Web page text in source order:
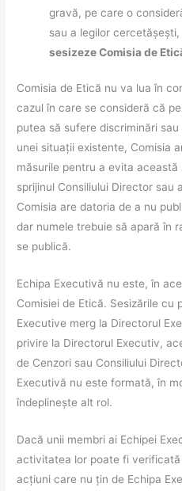
gravă, pe care o
sau a legilor
sesizeze Comisia de
Comisia de Etică nu va lua în
cazul în care se consideră că
putea să sufere discriminări
unei situații existente, Comisia
măsurile pentru a evita
sprijinul Consiliului Director sau
Comisia are datoria de a nu
dar numele trebuie să apară în
se publică.
Echipa Executivă nu este, în
Comisiei de Etică. Sesizările cu
Executive merg la Directorul
privire la Directorul Executiv,
de Cenzori sau Consiliului
Executivă nu este formată, în
îndeplinește alt rol.
Dacă unii membri ai Echipei
activitatea lor poate fi
acțiuni care nu țin de Echipa